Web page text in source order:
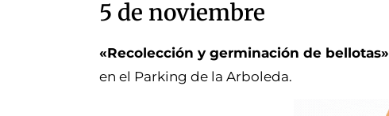
5 de noviembre
«Recolección y germinación de bellotas»
en el Parking de la Arboleda.